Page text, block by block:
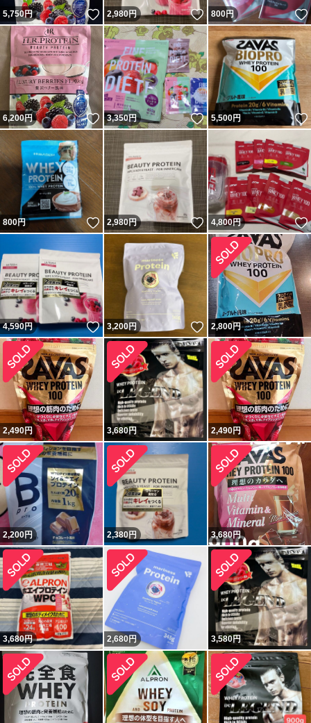
5,750円 いいね！
2,980円 いいね！
800円
6,200円 いいね！
3,350円 いいね！
5,500円
800円 いいね！
2,980円 いいね！
4,800円
4,590円 いいね！
3,200円 いいね！
2,800円
2,490円 3,680円 2,490円
2,200円 2,380円 3,680円
3,680円 2,680円 3,580円